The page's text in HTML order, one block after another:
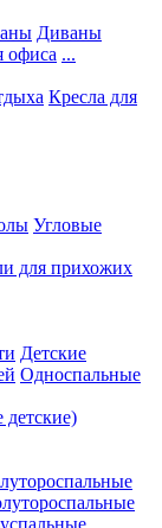
Диваны
офиса ...
Кресла для
Угловые
для прихожих
Детские
Односпальные